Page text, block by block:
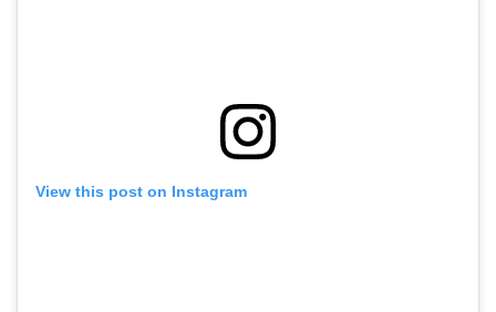
View this post on Instagram